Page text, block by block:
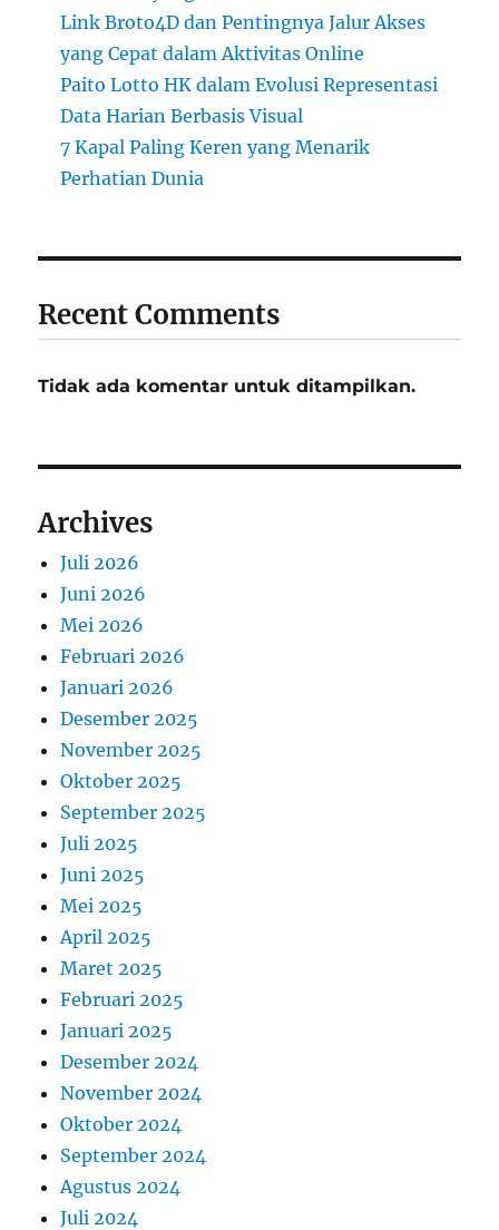
Link Broto4D dan Pentingnya Jalur Akses
yang Cepat dalam Aktivitas Online
Paito Lotto HK dalam Evolusi Representasi
Data Harian Berbasis Visual
7 Kapal Paling Keren yang Menarik
Perhatian Dunia
Recent Comments
Tidak ada komentar untuk ditampilkan.
Archives
Juli 2026
Juni 2026
Mei 2026
Februari 2026
Januari 2026
Desember 2025
November 2025
Oktober 2025
September 2025
Juli 2025
Juni 2025
Mei 2025
April 2025
Maret 2025
Februari 2025
Januari 2025
Desember 2024
November 2024
Oktober 2024
September 2024
Agustus 2024
Juli 2024